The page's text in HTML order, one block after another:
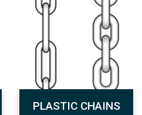
PLASTIC CHAINS